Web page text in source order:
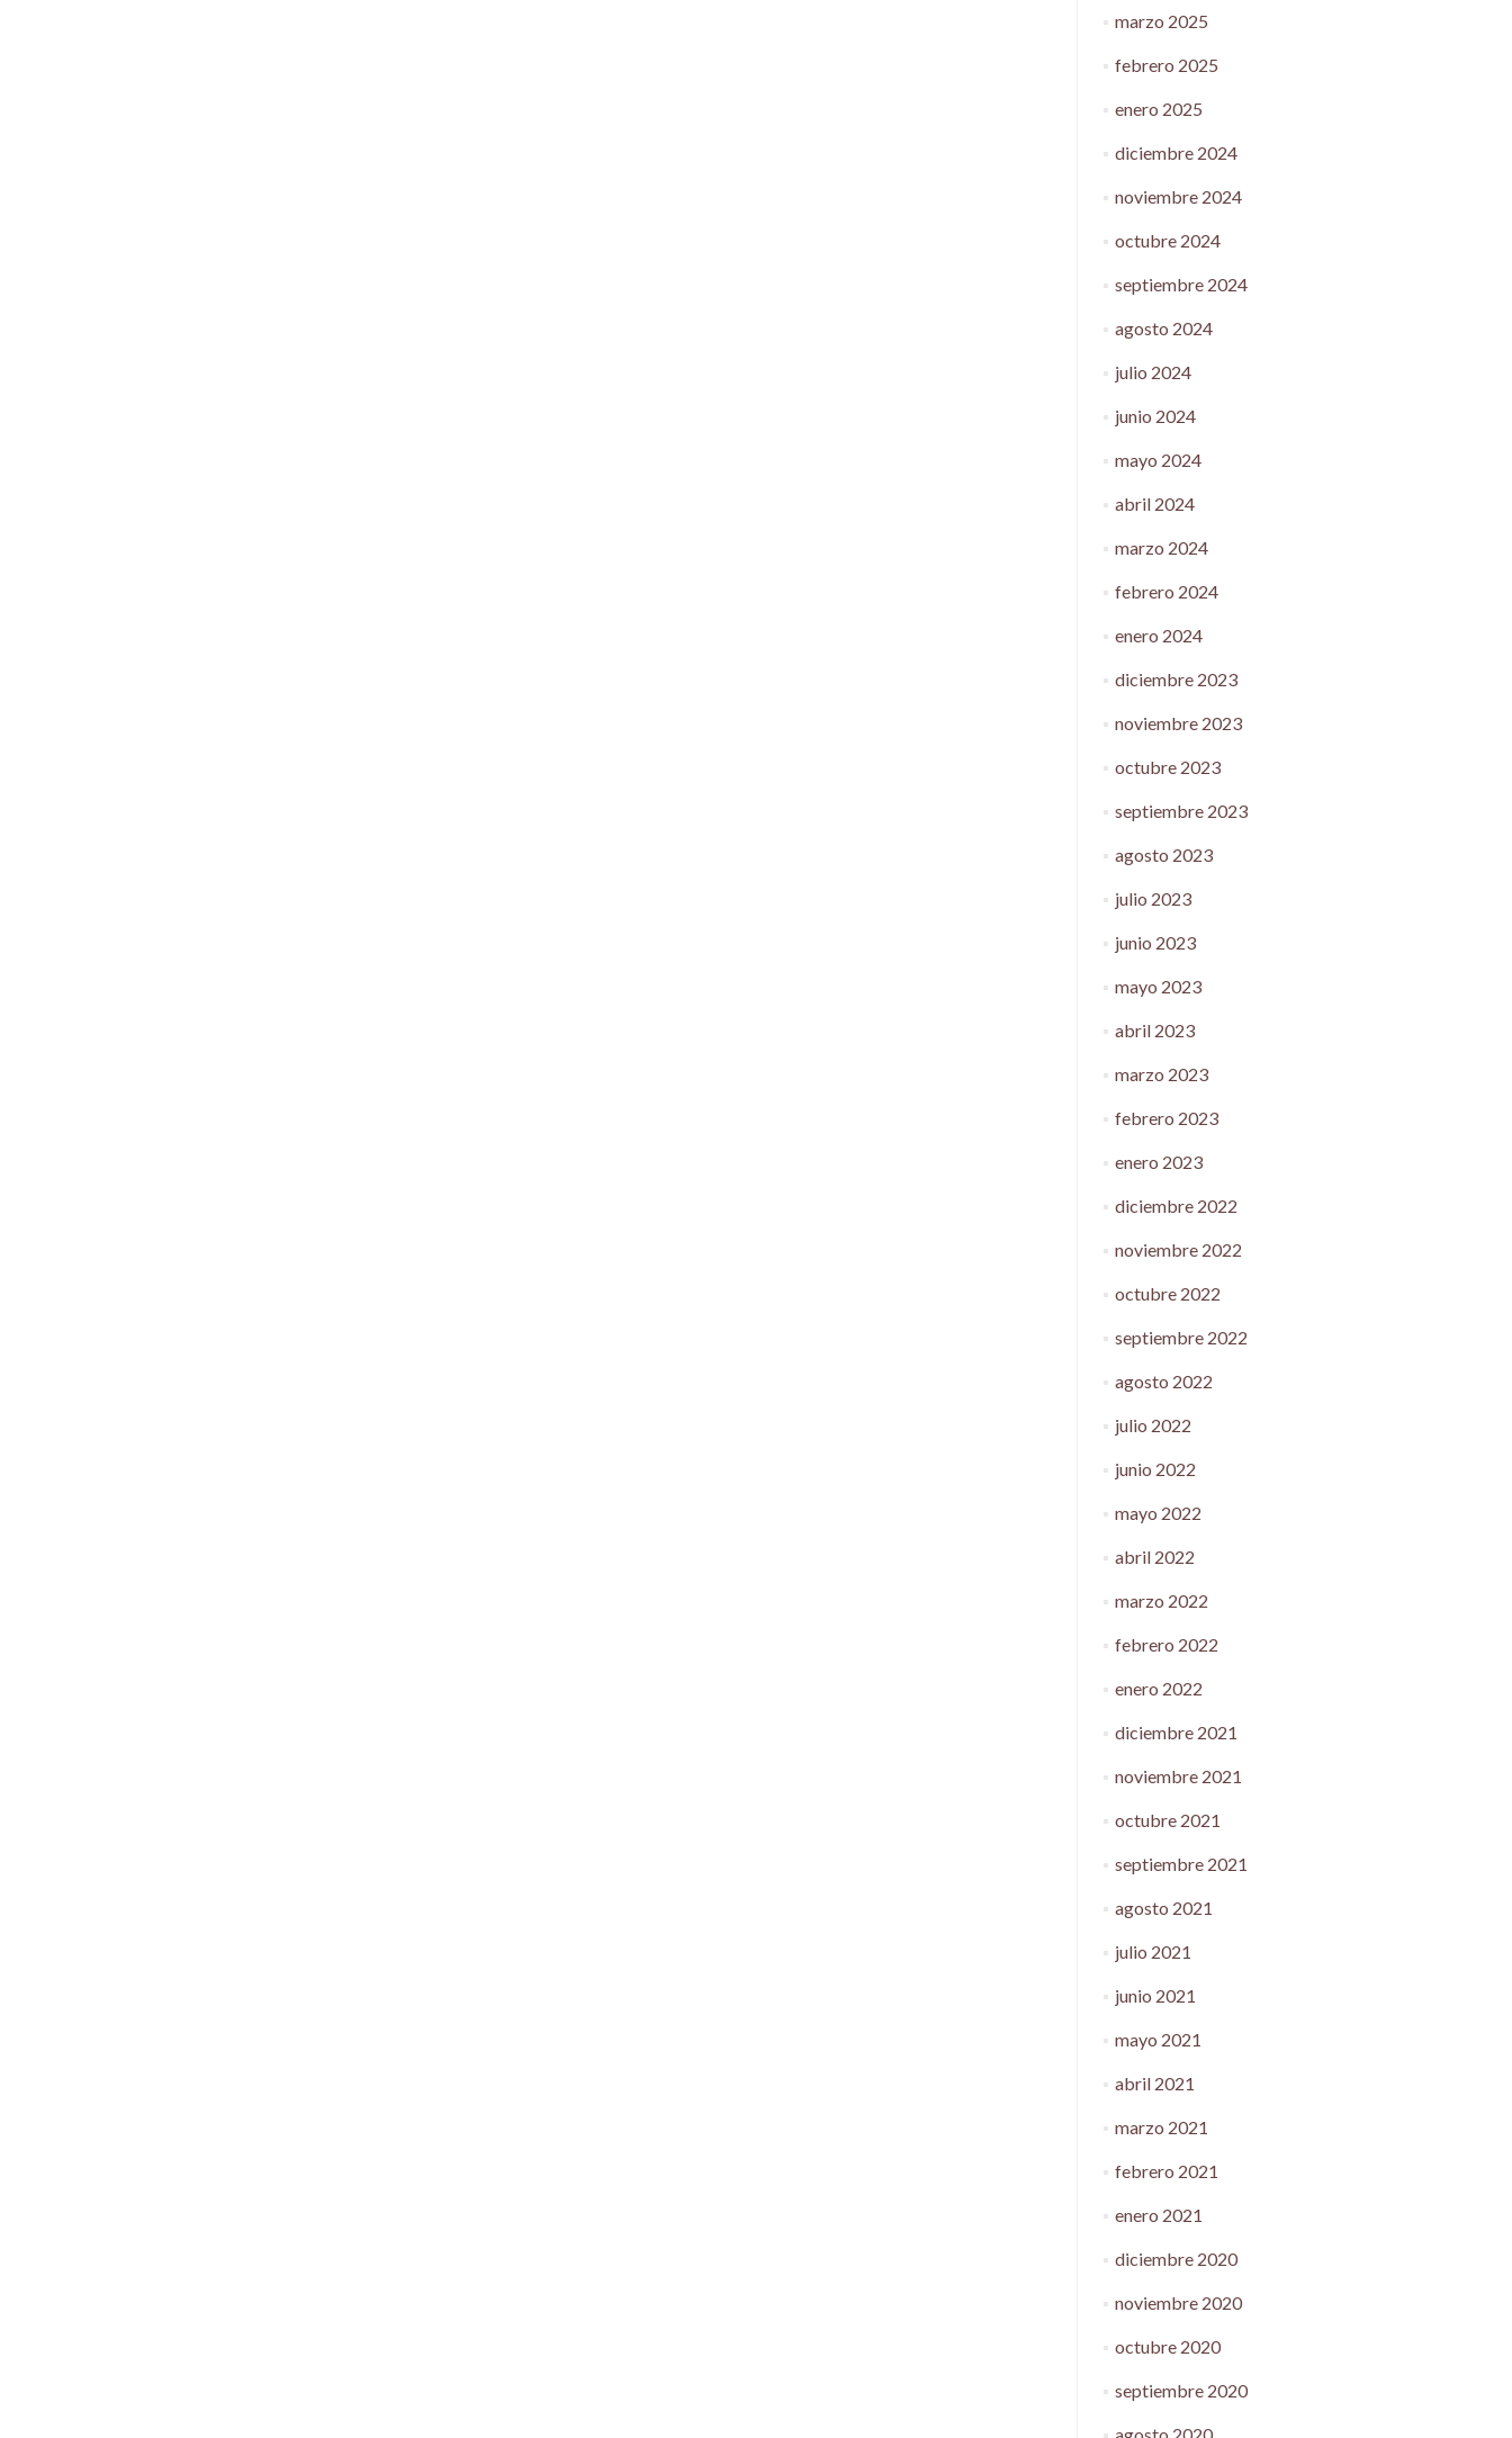
marzo 2025
febrero 2025
enero 2025
diciembre 2024
noviembre 2024
octubre 2024
septiembre 2024
agosto 2024
julio 2024
junio 2024
mayo 2024
abril 2024
marzo 2024
febrero 2024
enero 2024
diciembre 2023
noviembre 2023
octubre 2023
septiembre 2023
agosto 2023
julio 2023
junio 2023
mayo 2023
abril 2023
marzo 2023
febrero 2023
enero 2023
diciembre 2022
noviembre 2022
octubre 2022
septiembre 2022
agosto 2022
julio 2022
junio 2022
mayo 2022
abril 2022
marzo 2022
febrero 2022
enero 2022
diciembre 2021
noviembre 2021
octubre 2021
septiembre 2021
agosto 2021
julio 2021
junio 2021
mayo 2021
abril 2021
marzo 2021
febrero 2021
enero 2021
diciembre 2020
noviembre 2020
octubre 2020
septiembre 2020